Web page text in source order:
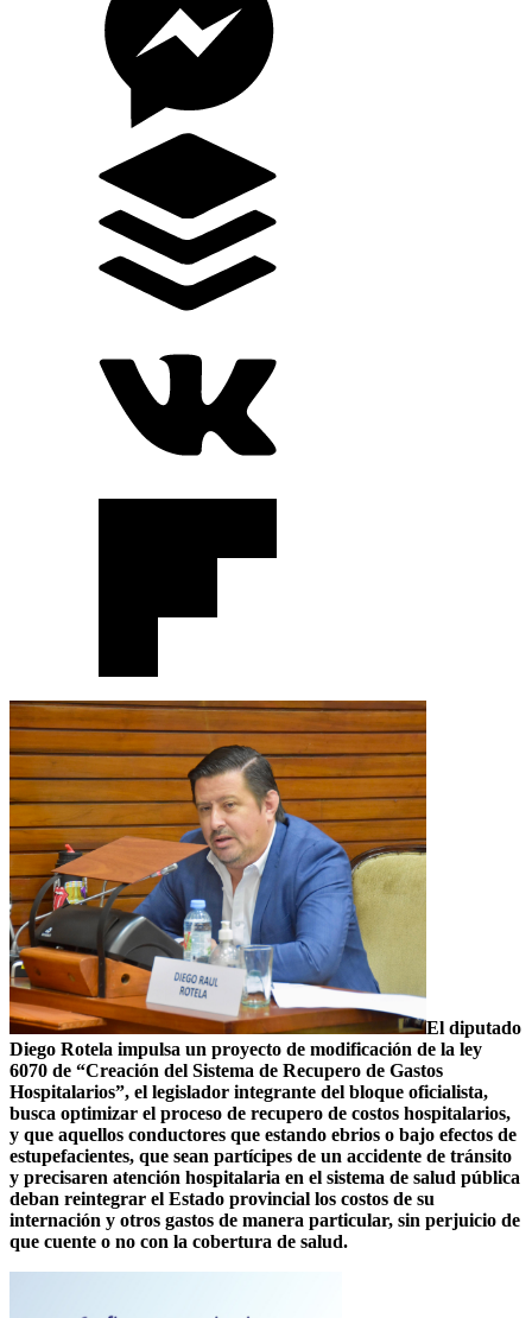
El diputado
Diego Rotela impulsa un proyecto de modificación de la ley
6070 de “Creación del Sistema de Recupero de Gastos
Hospitalarios”, el legislador integrante del bloque oficialista,
busca optimizar el proceso de recupero de costos hospitalarios,
y que aquellos conductores que estando ebrios o bajo efectos de
estupefacientes, que sean partícipes de un accidente de tránsito
y precisaren atención hospitalaria en el sistema de salud pública
deban reintegrar el Estado provincial los costos de su
internación y otros gastos de manera particular, sin perjuicio de
que cuente o no con la cobertura de salud.